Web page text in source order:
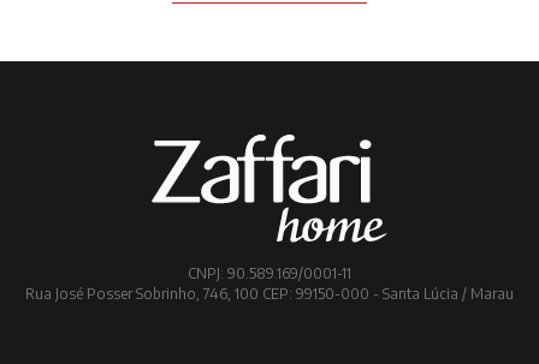
CNPJ: 90.589.169/0001-11
Rua José Posser Sobrinho, 746, 100 CEP: 99150-000 - Santa Lúcia / Marau